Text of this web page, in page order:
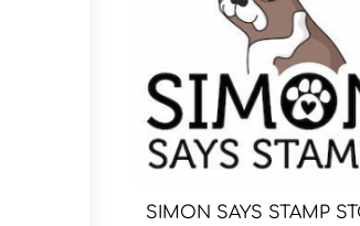
SIMON SAYS STAMP